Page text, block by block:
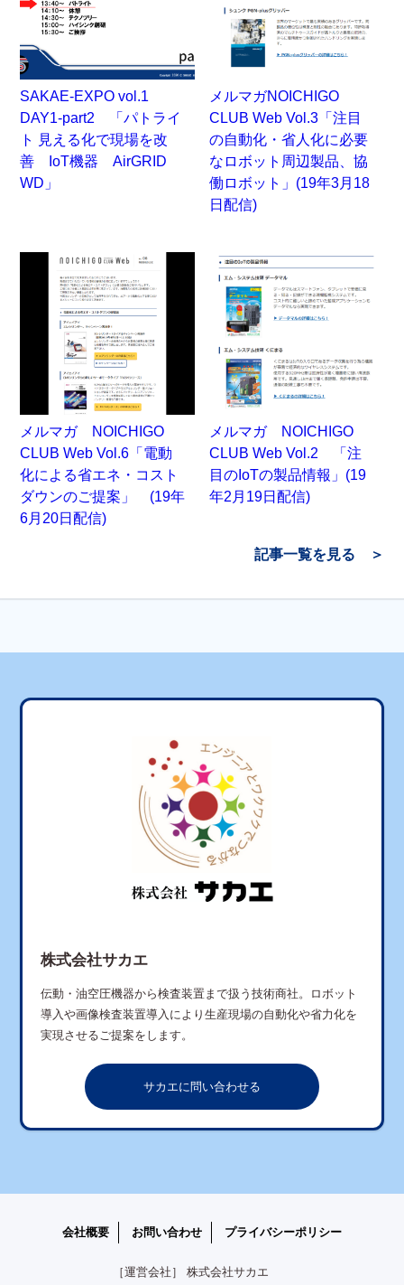
SAKAE-EXPO vol.1
DAY1-part2 「パトライ
ト 見える化で現場を改
善 IoT機器 AirGRID
WD」
メルマガNOICHIGO
CLUB Web Vol.3「注目
の自動化・省人化に必要
なロボット周辺製品、協
働ロボット」(19年3月18
日配信)
メルマガ NOICHIGO
CLUB Web Vol.6「電動
化による省エネ・コスト
ダウンのご提案」 (19年
6月20日配信)
メルマガ NOICHIGO
CLUB Web Vol.2 「注
目のIoTの製品情報」(19
年2月19日配信)
記事一覧を見る
株式会社サカエ
伝動・油空圧機器から検査装置まで扱う技術商社。ロボット
導入や画像検査装置導入により生産現場の自動化や省力化を
実現させるご提案をします。
サカエに問い合わせる
会社概要 お問い合わせ プライバシーポリシー
［運営会社］ 株式会社サカエ